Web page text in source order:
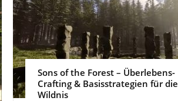
Sons of the Forest – Überlebens-
Crafting & Basisstrategien für die
Wildnis